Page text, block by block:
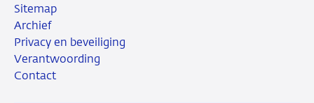
Sitemap
Archief
Privacy en beveiliging
Verantwoording
Contact